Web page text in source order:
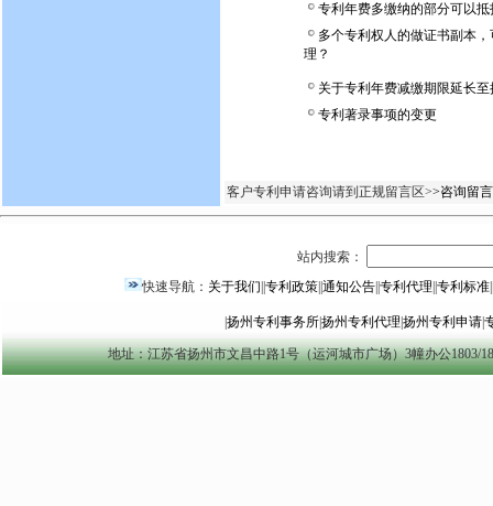
专利年费多缴纳的部分可以
多个专利权人的做证书副本
理？
关于专利年费减缴期限延长
专利著录事项的变更
客户专利申请咨询请到正规留言区>>咨询留言
站内搜索：
快速导航： 关于我们 专利政策 通知公告 专利代理 专利标准
扬州专利事务所|扬州专利代理 扬州专利申请|
地址：江苏省扬州市文昌中路1号（运河城市广场）3幢办公1803/